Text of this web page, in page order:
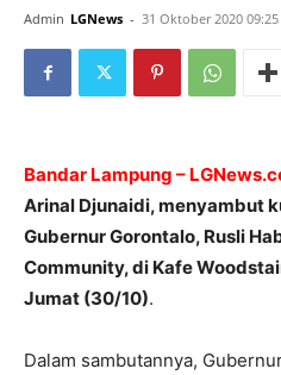
Admin LGNews - 31 Oktober 2020 09:25
Bandar Lampung –
Arinal Djunaidi, menyambut
Gubernur Gorontalo, Rusli
Community, di Kafe
Jumat (30/10).
Dalam sambutannya,